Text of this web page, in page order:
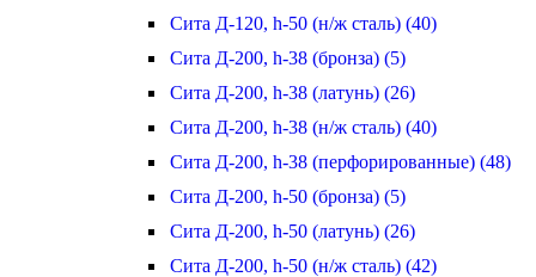
Сита Д-120, h-50 (н/ж сталь) (40)
Сита Д-200, h-38 (бронза) (5)
Сита Д-200, h-38 (латунь) (26)
Сита Д-200, h-38 (н/ж сталь) (40)
Сита Д-200, h-38 (перфорированные) (48)
Сита Д-200, h-50 (бронза) (5)
Сита Д-200, h-50 (латунь) (26)
Сита Д-200, h-50 (н/ж сталь) (42)